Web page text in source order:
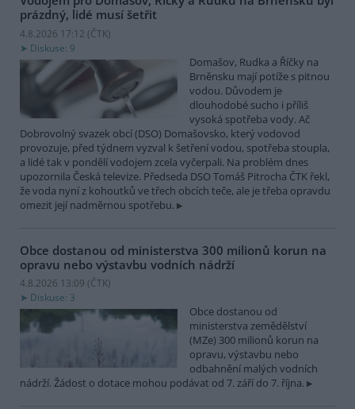
prázdný, lidé musí šetřit
4.8.2026 17:12 (ČTK)
Diskuse: 9
Domašov, Rudka a Říčky na
Brněnsku mají potíže s pitnou
vodou. Důvodem je
dlouhodobé sucho i příliš
vysoká spotřeba vody. Ač
Dobrovolný svazek obcí (DSO) Domašovsko, který vodovod
provozuje, před týdnem vyzval k šetření vodou, spotřeba stoupla,
a lidé tak v pondělí vodojem zcela vyčerpali. Na problém dnes
upozornila Česká televize. Předseda DSO Tomáš Pitrocha ČTK řekl,
že voda nyní z kohoutků ve třech obcích teče, ale je třeba opravdu
omezit její nadměrnou spotřebu.
Obce dostanou od ministerstva 300 milionů korun na
opravu nebo výstavbu vodních nádrží
4.8.2026 13:09 (ČTK)
Diskuse: 3
Obce dostanou od
ministerstva zemědělství
(MZe) 300 milionů korun na
opravu, výstavbu nebo
odbahnění malých vodních
nádrží. Žádost o dotace mohou podávat od 7. září do 7. října.